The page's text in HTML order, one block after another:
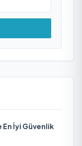
En İyi Güvenlik